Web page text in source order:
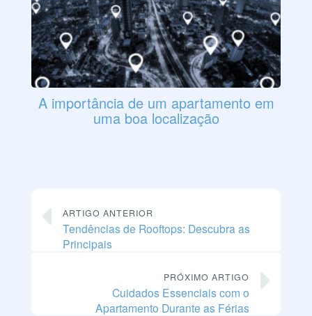
A importância de um apartamento em
uma boa localização
ARTIGO ANTERIOR
Tendências de Rooftops: Descubra as
Principais
PRÓXIMO ARTIGO
Cuidados Essenciais com o
Apartamento Durante as Férias